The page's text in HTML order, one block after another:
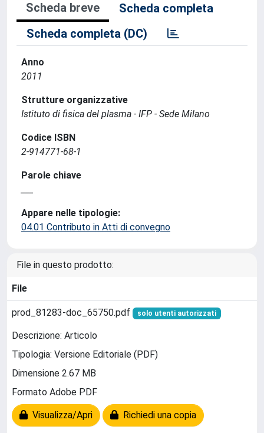
Scheda breve
Scheda completa
Scheda completa (DC)
Anno
2011
Strutture organizzative
Istituto di fisica del plasma - IFP - Sede Milano
Codice ISBN
2-914771-68-1
Parole chiave
Appare nelle tipologie:
04.01 Contributo in Atti di convegno
File in questo prodotto:
File
prod_81283-doc_65750.pdf solo utenti autorizzati
Descrizione: Articolo
Tipologia: Versione Editoriale (PDF)
Dimensione 2.67 MB
Formato Adobe PDF
Visualizza/Apri Richiedi una copia